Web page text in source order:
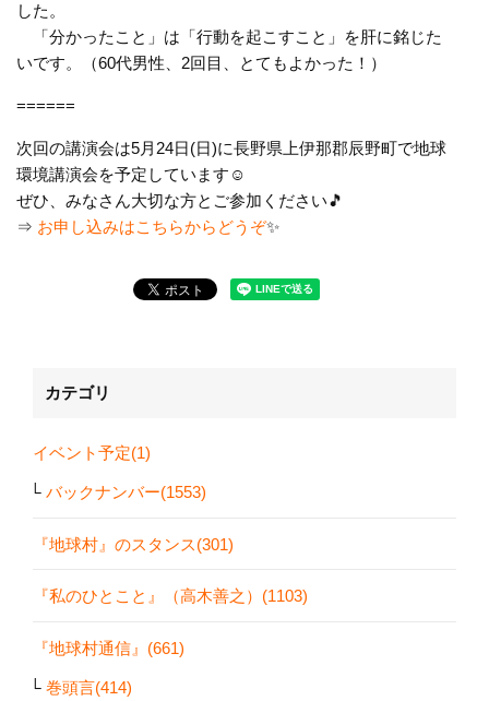
した。
「分かったこと」は「行動を起こすこと」を肝に銘じた
いです。（60代男性、2回目、とてもよかった！）
======
次回の講演会は5月24日(日)に長野県上伊那郡辰野町で地球
環境講演会を予定しています☺
ぜひ、みなさん大切な方とご参加ください🎵
⇒ お申し込みはこちらからどうぞ✨
カテゴリ
イベント予定(1)
バックナンバー(1553)
『地球村』のスタンス(301)
『私のひとこと』（高木善之）(1103)
『地球村通信』(661)
巻頭言(414)